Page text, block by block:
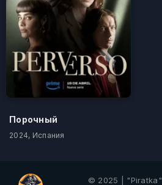
Порочный
2024, Испания
© 2025 | "Piratka"